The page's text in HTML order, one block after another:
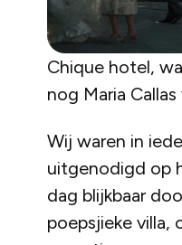
Chique hotel,
nog Maria
Wij waren in
uitgenodigd op
dag blijkbaar
poepsjieke villa,